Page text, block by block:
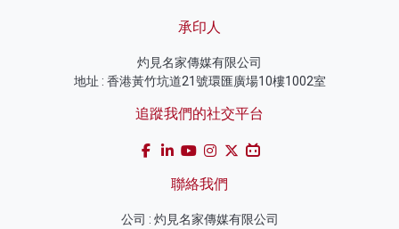
承印人
灼見名家傳媒有限公司
地址 : 香港黃竹坑道21號環匯廣場10樓1002室
追蹤我們的社交平台
聯絡我們
公司 : 灼見名家傳媒有限公司